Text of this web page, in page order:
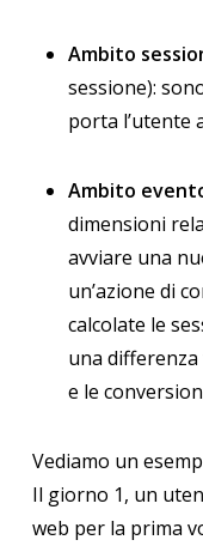
Ambito
sessione):
porta l’utente
Ambito
dimensioni
avviare una
un’azione di
calcolate le
una
e le
Vediamo un
Il giorno 1, un
web per la prima